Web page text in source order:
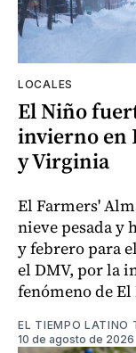
LOCALES
El Niño
invierno en
y Virginia
El Farmers'
nieve pesada y
y febrero para
el DMV, por la
fenómeno de
EL TIEMPO LATINO
10 de agosto de 2026